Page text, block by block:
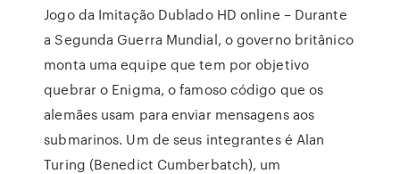
Jogo da Imitação Dublado HD online – Durante
a Segunda Guerra Mundial, o governo britânico
monta uma equipe que tem por objetivo
quebrar o Enigma, o famoso código que os
alemães usam para enviar mensagens aos
submarinos. Um de seus integrantes é Alan
Turing (Benedict Cumberbatch), um